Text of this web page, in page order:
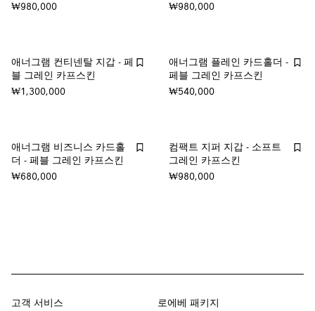
₩980,000
₩980,000
애너그램 컨티넨탈 지갑 - 페
블 그레인 카프스킨
₩1,300,000
애너그램 플레인 카드홀더 -
페블 그레인 카프스킨
₩540,000
애너그램 비즈니스 카드홀
더 - 페블 그레인 카프스킨
₩680,000
컴팩트 지퍼 지갑 - 소프트
그레인 카프스킨
₩980,000
고객 서비스
로에베 패키지